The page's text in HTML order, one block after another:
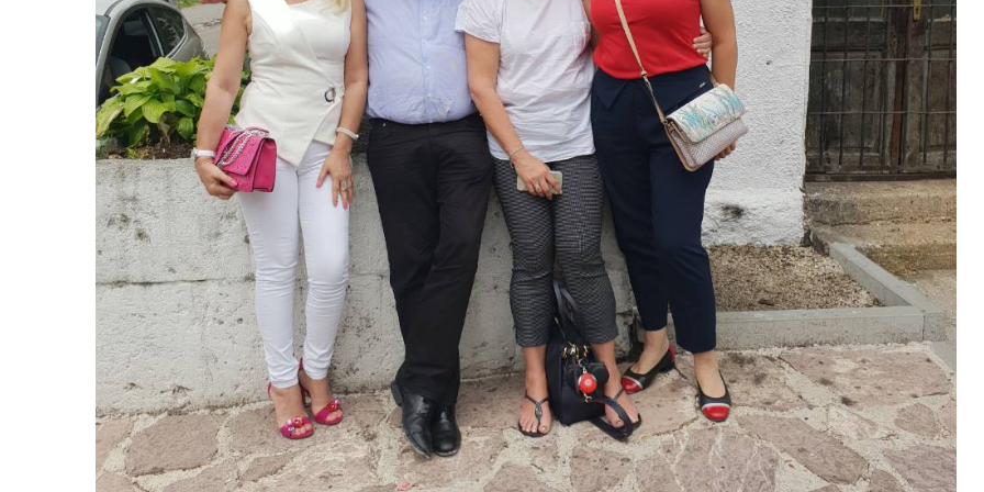
NOVOSTI
Vikend kolaps na
granicama: Gdje su najveća
zadržavanja pri izlasku iz
BiH?
BIZNIS NOVOSTI
Polovina svjetskih
hidroelektrana bi mogla da
postane nefunkcionalna do
2060. godine